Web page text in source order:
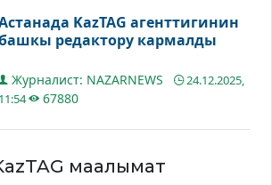
KazTAG агенттигинин
редактору кармалды
Журналист: NAZARNEWS
24.12.2025,
11:54
67880
маалымат